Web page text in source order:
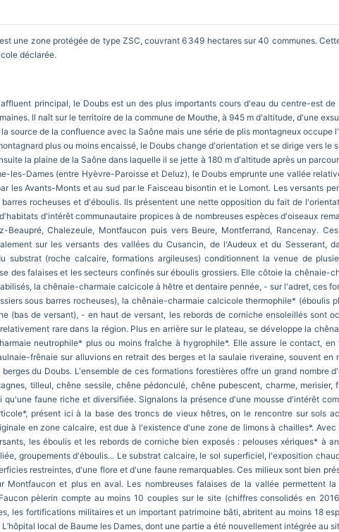
une zone protégée de type ZSC, couvrant 6 349 hectares sur 40 communes.
déclarée.
principal, le Doubs est un des plus importants cours d'eau du centre-est
Il naît sur le territoire de la commune de Mouthe, à 945 m d'altitude, d'une
source de la confluence avec la Saône mais une série de plis montagneux
plus ou moins encaissé, le Doubs change d'orientation et se dirige vers
la plaine de la Saône dans laquelle il se jette à 180 m d'altitude après un
les-Dames (entre Hyèvre-Paroisse et Deluz), le Doubs emprunte une vallée
les Avants-Monts et au sud par le Faisceau bisontin et le Lomont. Les versants
rocheuses et d'éboulis. Ils présentent une nette opposition du fait de
d'intérêt communautaire propices à de nombreuses espèces d'oiseaux
Beaupré, Chalezeule, Montfaucon puis vers Beure, Montferrand, Rancenay.
sur les versants des vallées du Cusancin, de l'Audeux et du Sesserant,
substrat (roche calcaire, formations argileuses) conditionnent la venue de
des falaises et les secteurs confinés sur éboulis grossiers. Elle côtoie la chênaie-
la chênaie-charmaie calcicole à hêtre et dentaire pennée, - sur l'adret, ces
sous barres rocheuses), la chênaie-charmaie calcicole thermophile* (éboulis
(bas de versant), - en haut de versant, les rebords de corniche ensoleillés sont
rare dans la région. Plus en arrière sur le plateau, se développe la
neutrophile* plus ou moins fraîche à hygrophile*. Elle assure le contact,
frênaie sur alluvions en retrait des berges et la saulaie riveraine, souvent
du Doubs. L'ensemble de ces formations forestières offre un grand nombre
tilleul, chêne sessile, chêne pédonculé, chêne pubescent, charme,
faune riche et diversifiée. Signalons la présence d'une mousse d'intérêt
présent ici à la base des troncs de vieux hêtres, on le rencontre sur sols
en zone calcaire, est due à l'existence d'une zone de limons à chailles*.
les éboulis et les rebords de corniche bien exposés : pelouses xériques* à
groupements d'éboulis... Le substrat calcaire, le sol superficiel, l'exposition
restreintes, d'une flore et d'une faune remarquables. Ces milieux sont bien
Montfaucon et plus en aval. Les nombreuses falaises de la vallée permettent
pèlerin compte au moins 10 couples sur le site (chiffres consolidés en
les fortifications militaires et un important patrimoine bâti, abritent au moins 18
local de Baume les Dames, dont une partie a été nouvellement intégrée au